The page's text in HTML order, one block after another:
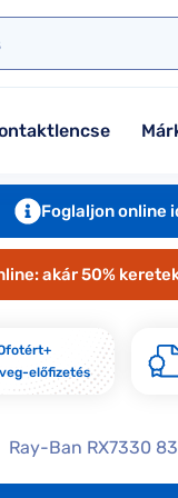
Kontaktlencse
Foglaljon online
akár 50%
előfizetés
Ray-Ban RX7330